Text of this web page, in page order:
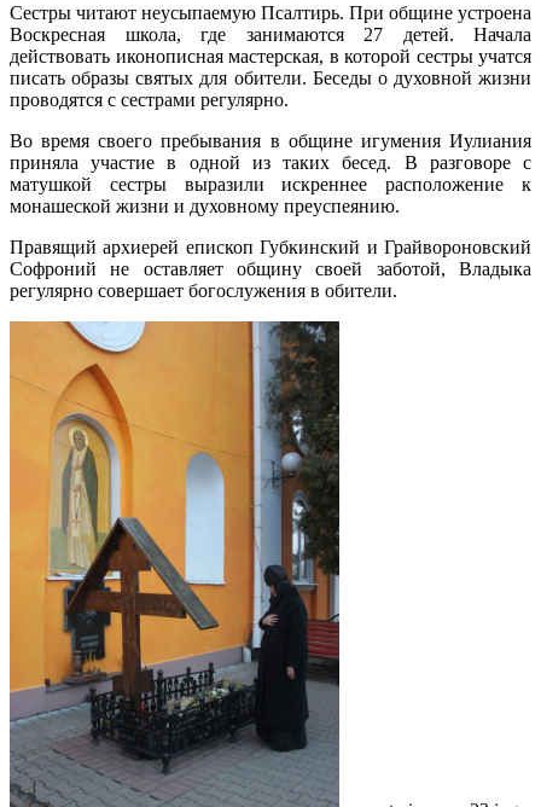
Сестры читают неусыпаемую Псалтирь. При общине устроена
Воскресная школа, где занимаются 27 детей. Начала
действовать иконописная мастерская, в которой сестры учатся
писать образы святых для обители. Беседы о духовной жизни
проводятся с сестрами регулярно.
Во время своего пребывания в общине игумения Иулиания
приняла участие в одной из таких бесед. В разговоре с
матушкой сестры выразили искреннее расположение к
монашеской жизни и духовному преуспеянию.
Правящий архиерей епископ Губкинский и Грайвороновский
Софроний не оставляет общину своей заботой, Владыка
регулярно совершает богослужения в обители.